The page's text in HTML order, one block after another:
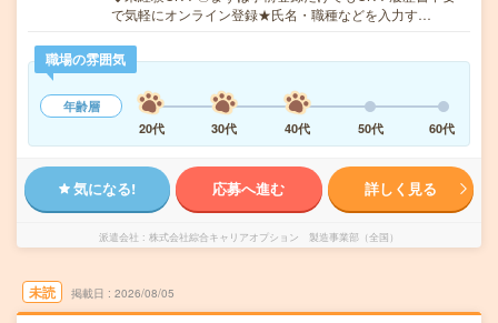
で気軽にオンライン登録★氏名・職種などを入力す…
職場の雰囲気
年齢層
20代
30代 40代 50代 60代
気になる! 応募へ進む 詳しく見る
派遣会社 株式会社綜合キャリアオプション 製造事業部（全国）
未読 掲載日 2026/08/05